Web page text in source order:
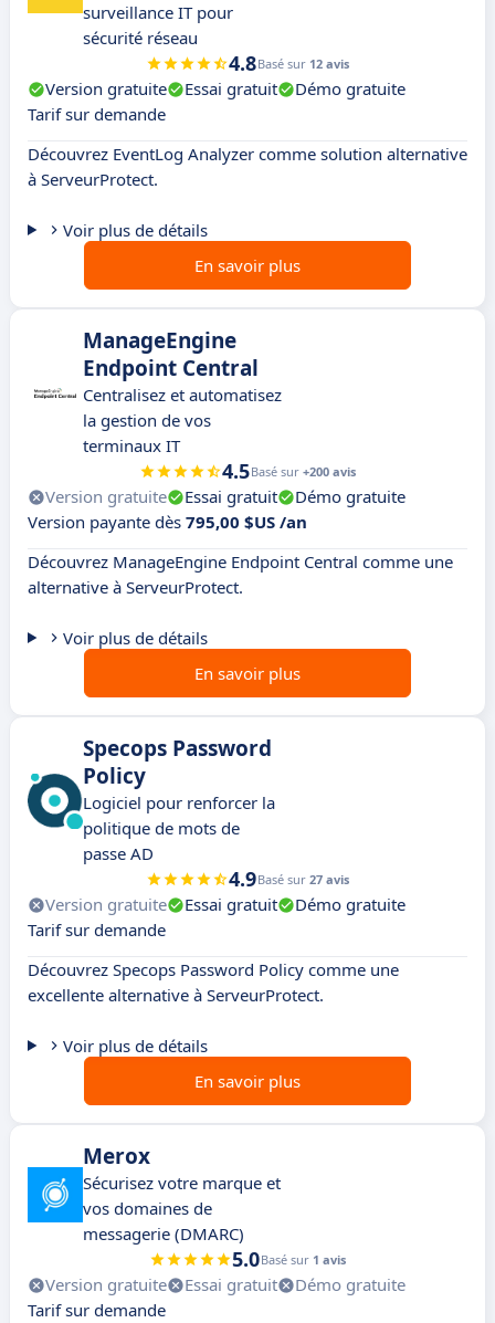
surveillance IT pour
sécurité réseau
4.8Basé sur 12 avis
Version gratuite Essai gratuit
Démo gratuite
Tarif sur demande
Découvrez EventLog Analyzer comme solution alternative
à ServeurProtect.
Voir plus de détails
En savoir plus
ManageEngine
Endpoint Central
Centralisez et automatisez
la gestion de vos
terminaux IT
4.5Basé sur +200 avis
Version gratuite Essai gratuit
Démo gratuite
Version payante dès 795,00 $US /an
Découvrez ManageEngine Endpoint Central comme une
alternative à ServeurProtect.
Voir plus de détails
En savoir plus
Specops Password
Policy
Logiciel pour renforcer la
politique de mots de
passe AD
4.9Basé sur 27 avis
Version gratuite Essai gratuit
Démo gratuite
Tarif sur demande
Découvrez Specops Password Policy comme une
excellente alternative à ServeurProtect.
Voir plus de détails
En savoir plus
Merox
Sécurisez votre marque et
vos domaines de
messagerie (DMARC)
5.0Basé sur 1 avis
Version gratuite Essai gratuit
Démo gratuite
Tarif sur demande